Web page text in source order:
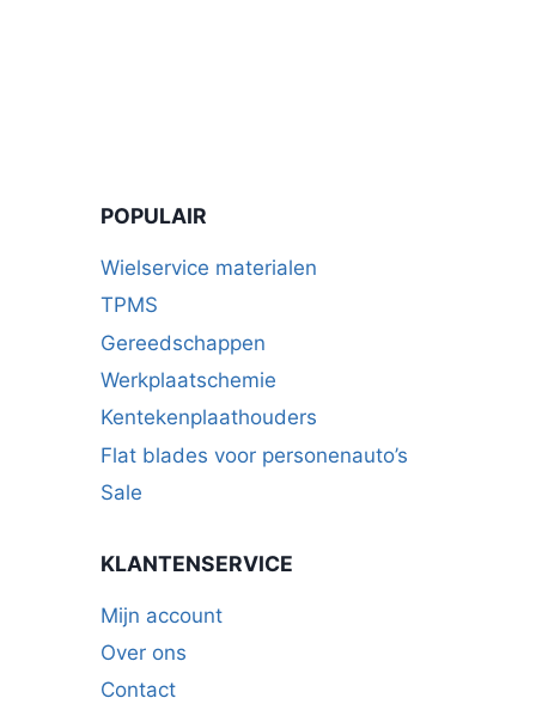
POPULAIR
Wielservice materialen
TPMS
Gereedschappen
Werkplaatschemie
Kentekenplaathouders
Flat blades voor personenauto’s
Sale
KLANTENSERVICE
Mijn account
Over ons
Contact